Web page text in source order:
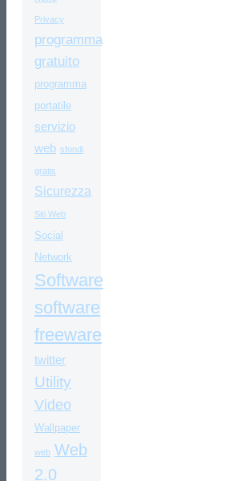
Privacy
programma
gratuito
programma
portatile
servizio
web sfondi
gratis
Sicurezza
Siti Web
Social
Network
Software
software
freeware
twitter
Utility
Video
Wallpaper
web Web
2.0